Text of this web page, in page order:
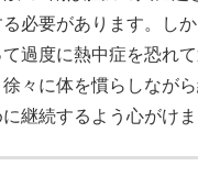
必要があります。し
過度に熱中症を恐れ
々に体を慣らしなが
継続するよう心がけま